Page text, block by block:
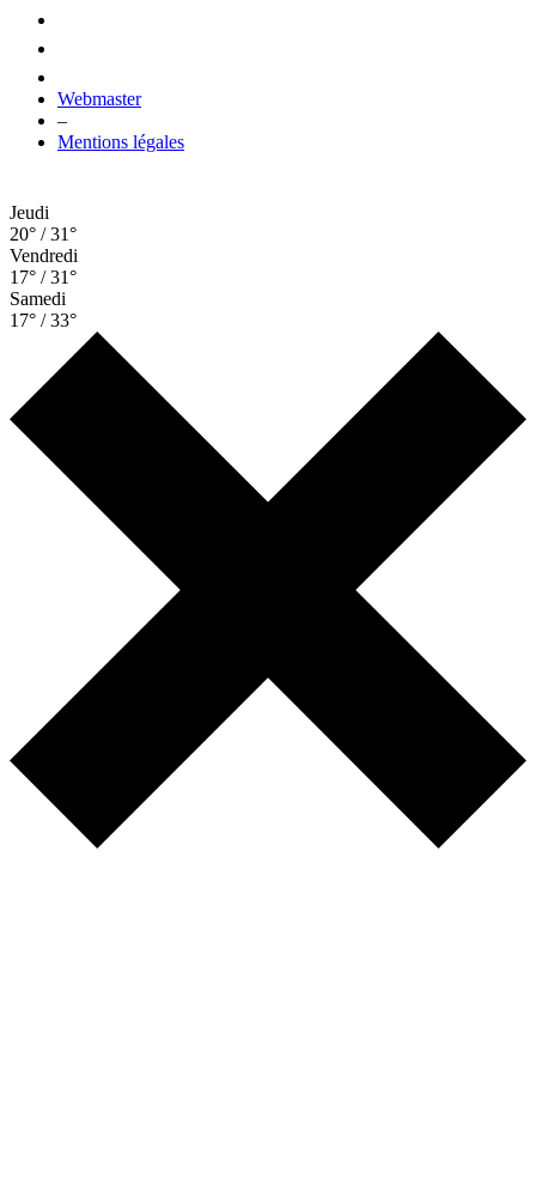
Webmaster
–
Mentions légales
Jeudi
20° / 31°
Vendredi
17° / 31°
Samedi
17° / 33°